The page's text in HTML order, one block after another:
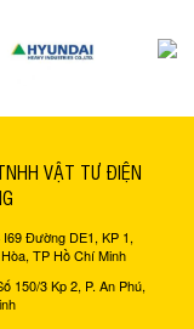
VẬT TƯ ĐIỆN
Đường DE1, KP 1,
TP Hồ Chí Minh
150/3 Kp 2, P. An Phú,